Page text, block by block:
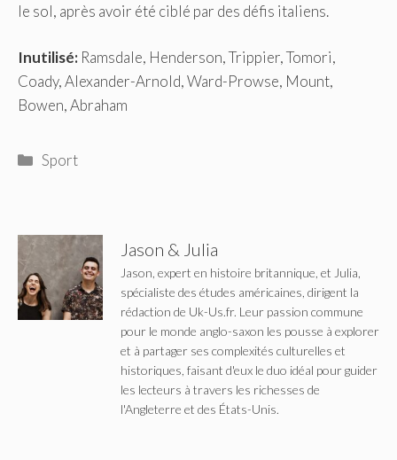
le sol, après avoir été ciblé par des défis italiens.
Inutilisé: Ramsdale, Henderson, Trippier, Tomori,
Coady, Alexander-Arnold, Ward-Prowse, Mount,
Bowen, Abraham
Catégories
Sport
Jason & Julia
Jason, expert en histoire britannique, et Julia,
spécialiste des études américaines, dirigent la
rédaction de Uk-Us.fr. Leur passion commune
pour le monde anglo-saxon les pousse à explorer
et à partager ses complexités culturelles et
historiques, faisant d'eux le duo idéal pour guider
les lecteurs à travers les richesses de
l'Angleterre et des États-Unis.